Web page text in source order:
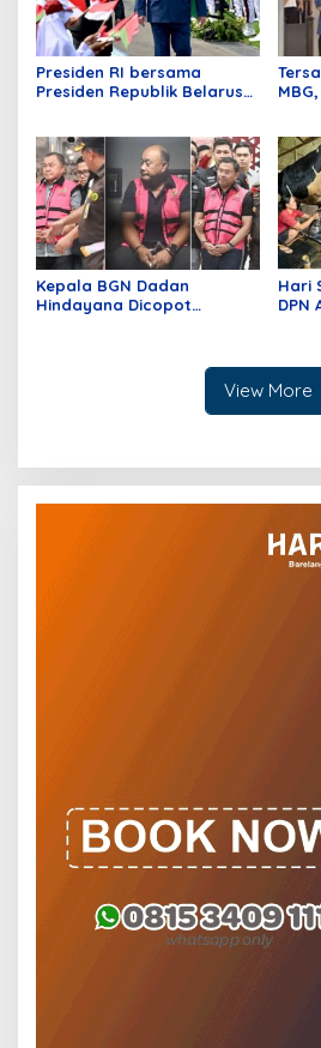
Presiden RI bersama
Presiden Republik Belarus
Kepala BGN Dadan
Hindayana Dicopot
Hari
DPN
View More